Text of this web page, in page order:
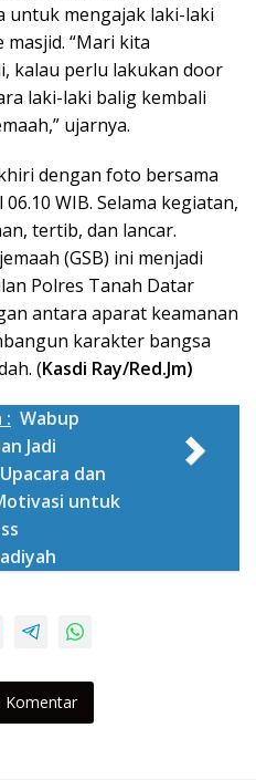
untuk mengajak laki-laki
“Mari kita
kalau perlu lakukan door
laki-laki balig kembali
ujarnya.
dengan foto bersama
WIB. Selama kegiatan,
tertib, dan lancar.
(GSB) ini menjadi
Polres Tanah Datar
antara aparat keamanan
karakter bangsa
(Kasdi Ray/Red.Jm)
: Wabup
Jadi
dan
untuk
Komentar